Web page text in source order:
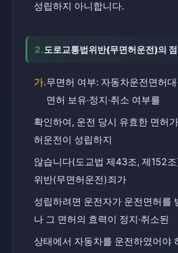
성립하지 아니합니다.
2.도로교통법위반(무면허운전)의 점
가.무면허 여부: 자동차운전면허
면허 보유·정지·취소 여부를
확인하여, 운전 당시 유효한 면허
허운전이 성립하지
않습니다(도교법 제43조, 제152
위반(무면허운전)죄가
성립하려면 운전자가 운전면허를
나 그 면허의 효력이 정지·취소된
상태에서 자동차를 운전하였어야